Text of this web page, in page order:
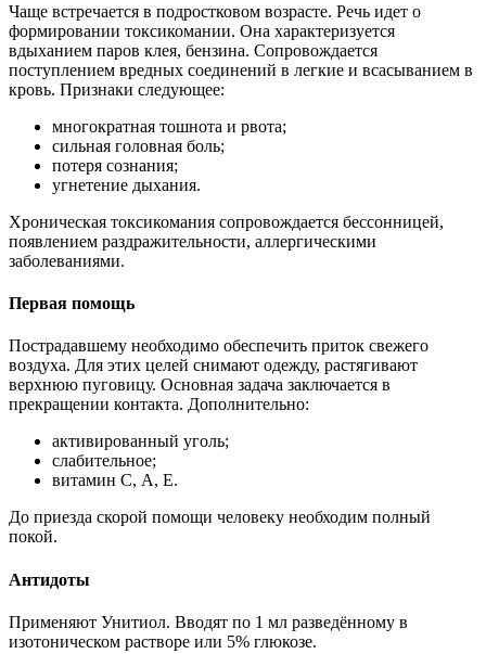
Чаще встречается в подростковом возрасте. Речь идет о
формировании токсикомании. Она характеризуется
вдыханием паров клея, бензина. Сопровождается
поступлением вредных соединений в легкие и всасыванием в
кровь. Признаки следующее:
многократная тошнота и рвота;
сильная головная боль;
потеря сознания;
угнетение дыхания.
Хроническая токсикомания сопровождается бессонницей,
появлением раздражительности, аллергическими
заболеваниями.
Первая помощь
Пострадавшему необходимо обеспечить приток свежего
воздуха. Для этих целей снимают одежду, растягивают
верхнюю пуговицу. Основная задача заключается в
прекращении контакта. Дополнительно:
активированный уголь;
слабительное;
витамин С, А, Е.
До приезда скорой помощи человеку необходим полный
покой.
Антидоты
Применяют Унитиол. Вводят по 1 мл разведённому в
изотоническом растворе или 5% глюкозе.